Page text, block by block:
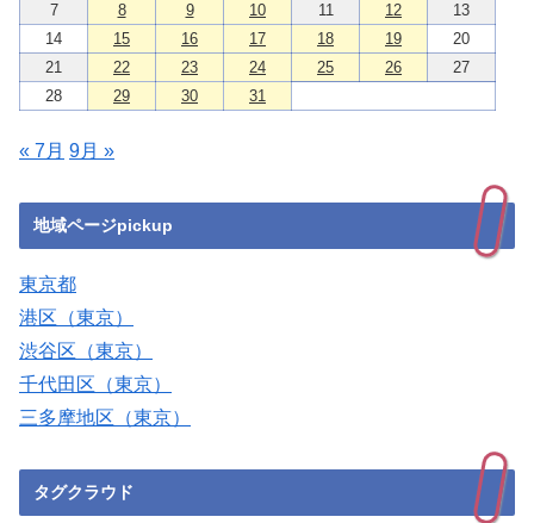
7
8 9 10 11 12
13
14
15 16 17 18 19
20
21
22 23 24 25 26
27
28
29 30 31
« 7月 9月 »
地域ページpickup
東京都
港区（東京）
渋谷区（東京）
千代田区（東京）
三多摩地区（東京）
タグクラウド